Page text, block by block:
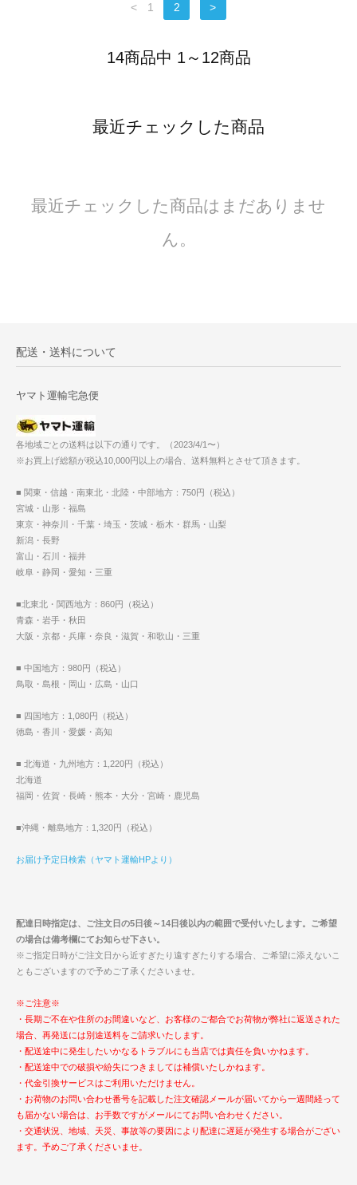
< 1 2 >
14商品中 1～12商品
最近チェックした商品
最近チェックした商品はまだありませ
ん。
配送・送料について
ヤマト運輸宅急便
各地域ごとの送料は以下の通りです。（2023/4/1〜）
※お買上げ総額が税込10,000円以上の場合、送料無料とさせて頂きます。
■ 関東・信越・南東北・北陸・中部地方：750円（税込）
宮城・山形・福島
東京・神奈川・千葉・埼玉・茨城・栃木・群馬・山梨
新潟・長野
富山・石川・福井
岐阜・静岡・愛知・三重
■北東北・関西地方：860円（税込）
青森・岩手・秋田
大阪・京都・兵庫・奈良・滋賀・和歌山・三重
■ 中国地方：980円（税込）
鳥取・島根・岡山・広島・山口
■ 四国地方：1,080円（税込）
徳島・香川・愛媛・高知
■ 北海道・九州地方：1,220円（税込）
北海道
福岡・佐賀・長崎・熊本・大分・宮崎・鹿児島
■沖縄・離島地方：1,320円（税込）
お届け予定日検索（ヤマト運輸HPより）
配達日時指定は、ご注文日の5日後～14日後以内の範囲で受付いたします。ご希望
の場合は備考欄にてお知らせ下さい。
※ご指定日時がご注文日から近すぎたり遠すぎたりする場合、ご希望に添えないこ
ともございますので予めご了承くださいませ。
※ご注意※
・長期ご不在や住所のお間違いなど、お客様のご都合でお荷物が弊社に返送された
場合、再発送には別途送料をご請求いたします。
・配送途中に発生したいかなるトラブルにも当店では責任を負いかねます。
・配送途中での破損や紛失につきましては補償いたしかねます。
・代金引換サービスはご利用いただけません。
・お荷物のお問い合わせ番号を記載した注文確認メールが届いてから一週間経って
も届かない場合は、お手数ですがメールにてお問い合わせください。
・交通状況、地域、天災、事故等の要因により配達に遅延が発生する場合がござい
ます。予めご了承くださいませ。